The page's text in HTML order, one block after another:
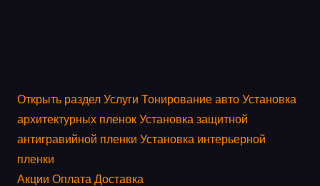
Открыть раздел Услуги Тонирование авто Установка
архитектурных пленок Установка защитной
антигравийной пленки Установка интерьерной
пленки
Акции Оплата Доставка